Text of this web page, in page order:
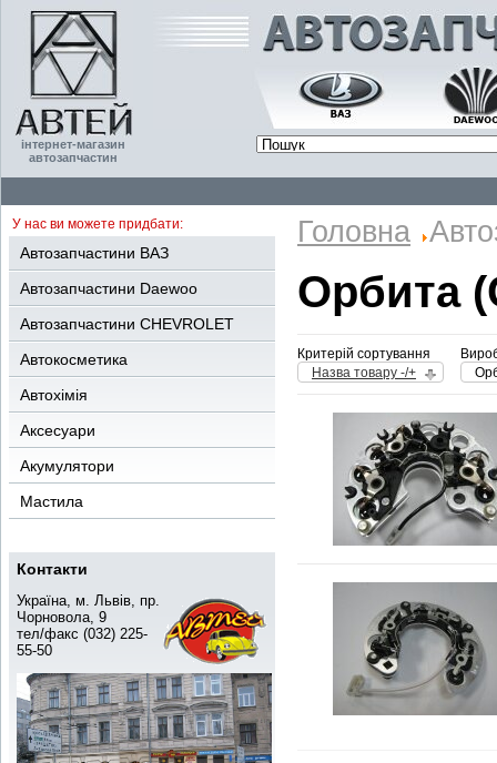
інтернет-магазин
автозапчастин
У нас ви можете придбати:
Автозапчастини ВАЗ
Автозапчастини Daewoo
Автозапчастини CHEVROLET
Автокосметика
Автохімія
Аксесуари
Акумулятори
Мастила
Контакти
Україна, м. Львів, пр.
Чорновола, 9
тел/факс (032) 225-
55-50
Головна
Орбита
Критерій сортування
Назва товару -/+